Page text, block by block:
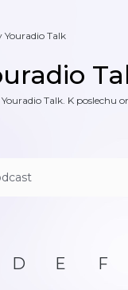
Youradio Talk
Talk. K poslechu
D E F